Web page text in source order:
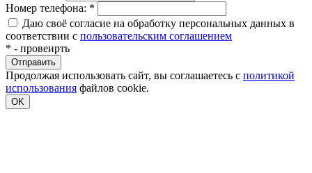
Номер телефона: *
Даю своё согласие на обработку персональных данных в
соответствии с пользовательским соглашением
* - провеирть
Продолжая использовать сайт, вы соглашаетесь с политикой
использования файлов cookie.
OK